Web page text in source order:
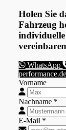
Holen Sie
Fahrzeug
WhatsApp
performance.de
Vorname
Nachname *
E-Mail *